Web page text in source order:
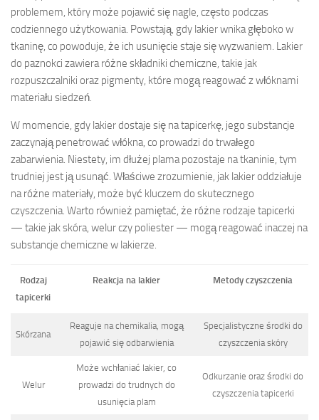
problemem, który może pojawić się nagle, często podczas
codziennego użytkowania. Powstają, gdy lakier wnika głęboko w
tkaninę, co powoduje, że ich usunięcie staje się wyzwaniem. Lakier
do paznokci zawiera różne składniki chemiczne, takie jak
rozpuszczalniki oraz pigmenty, które mogą reagować z włóknami
materiału siedzeń.
W momencie, gdy lakier dostaje się na tapicerkę, jego substancje
zaczynają penetrować włókna, co prowadzi do trwałego
zabarwienia. Niestety, im dłużej plama pozostaje na tkaninie, tym
trudniej jest ją usunąć. Właściwe zrozumienie, jak lakier oddziałuje
na różne materiały, może być kluczem do skutecznego
czyszczenia. Warto również pamiętać, że różne rodzaje tapicerki
— takie jak skóra, welur czy poliester — mogą reagować inaczej na
substancje chemiczne w lakierze.
Rodzaj
tapicerki
Reakcja na lakier Metody czyszczenia
Skórzana
Reaguje na chemikalia, mogą
pojawić się odbarwienia
Specjalistyczne środki do
czyszczenia skóry
Welur
Może wchłaniać lakier, co
prowadzi do trudnych do
usunięcia plam
Odkurzanie oraz środki do
czyszczenia tapicerki